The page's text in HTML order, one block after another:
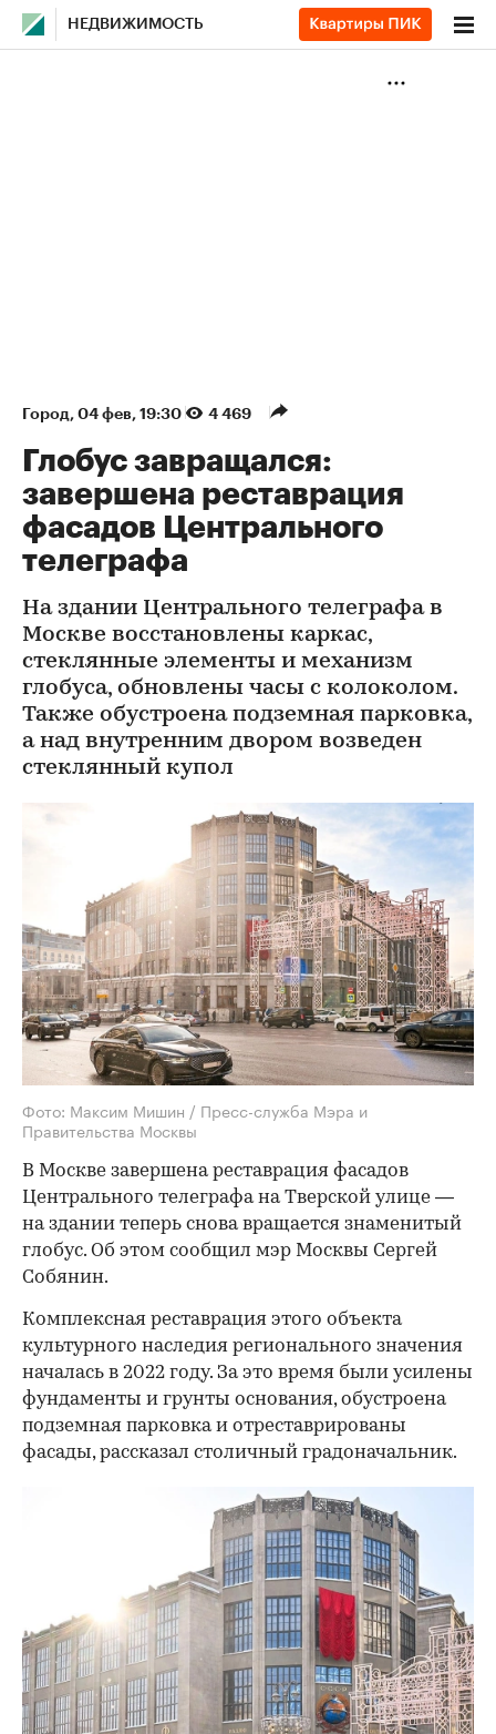
НЕДВИЖИМОСТЬ
Город⁠, 04 фев, 19:30 4 469
Глобус завращался:
завершена реставрация
фасадов Центрального
телеграфа
На здании Центрального телеграфа в
Москве восстановлены каркас,
стеклянные элементы и механизм
глобуса, обновлены часы с колоколом.
Также обустроена подземная парковка,
а над внутренним двором возведен
стеклянный купол
Фото: Максим Мишин / Пресс-служба Мэра и
Правительства Москвы
В Москве завершена реставрация фасадов
Центрального телеграфа на Тверской улице —
на здании теперь снова вращается знаменитый
глобус. Об этом сообщил мэр Москвы Сергей
Собянин.
Комплексная реставрация этого объекта
культурного наследия регионального значения
началась в 2022 году. За это время были усилены
фундаменты и грунты основания, обустроена
подземная парковка и отреставрированы
фасады, рассказал столичный градоначальник.